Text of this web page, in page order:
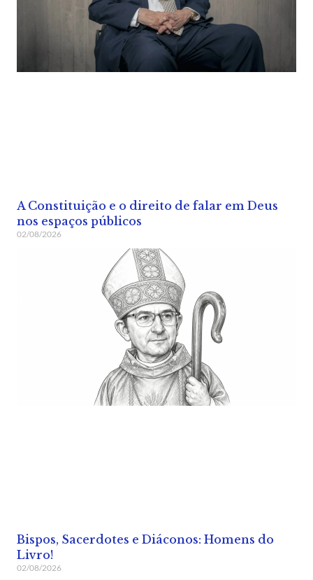
A Constituição e o direito de falar em Deus
nos espaços públicos
02/08/2026
Bispos, Sacerdotes e Diáconos: Homens do
Livro!
02/08/2026